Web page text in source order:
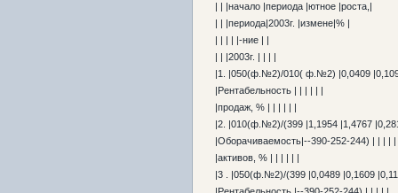
| | |начало |периода |ютное |роста,|
| | |периода|2003г. |измене|% |
| | | | |-ние | |
| | |2003г. | | | |
|1. |050(ф.№2)/010( ф.№2) |0,0409
|Рентабельность | | | | | |
|продаж, % | | | | | |
|2. |010(ф.№2)/(399 |1,1954 |1,4767
|Оборачиваемость|--390-252-244) | | | | |
|активов, % | | | | | |
|3 . |050(ф.№2)/(399 |0,0489 |0,1609